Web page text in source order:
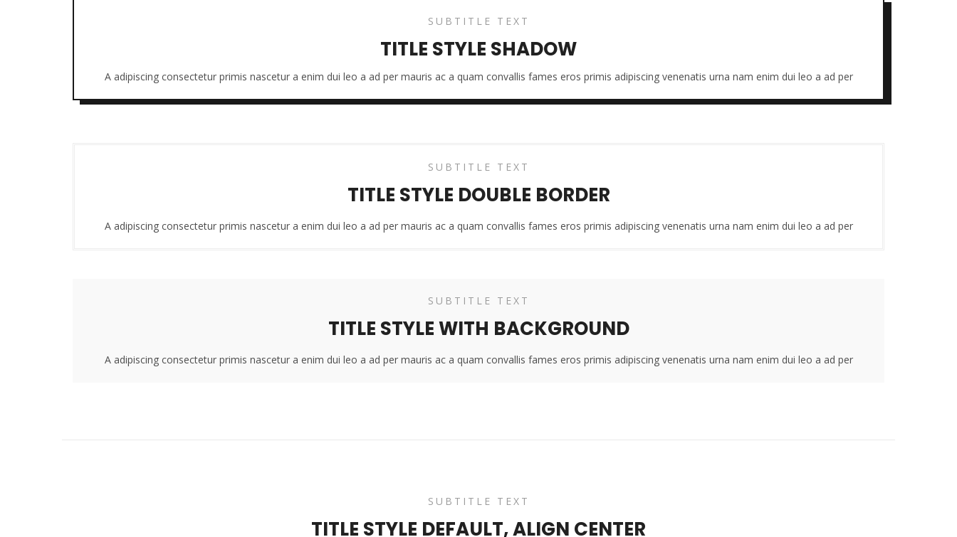
SUBTITLE TEXT
TITLE STYLE SHADOW
A adipiscing consectetur primis nascetur a enim dui leo a ad per mauris ac a quam convallis fames eros primis adipiscing venenatis urna nam enim dui leo a ad per
SUBTITLE TEXT
TITLE STYLE DOUBLE BORDER
A adipiscing consectetur primis nascetur a enim dui leo a ad per mauris ac a quam convallis fames eros primis adipiscing venenatis urna nam enim dui leo a ad per
SUBTITLE TEXT
TITLE STYLE WITH BACKGROUND
A adipiscing consectetur primis nascetur a enim dui leo a ad per mauris ac a quam convallis fames eros primis adipiscing venenatis urna nam enim dui leo a ad per
SUBTITLE TEXT
TITLE STYLE DEFAULT, ALIGN CENTER